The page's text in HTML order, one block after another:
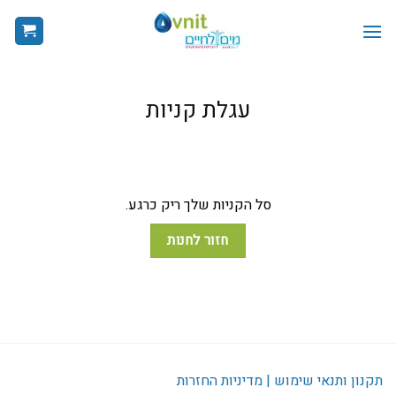
עגלת קניות
סל הקניות שלך ריק כרגע.
חזור לחנות
תקנון ותנאי שימוש | מדיניות החזרות